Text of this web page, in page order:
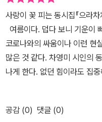
자락을 하나하나 짚을 노릇입
서 울었는지, 눈물을 얼마나
문 겨울이 있고 눈이 잦은 겨
헤아릴 노릇입니다. 이미 나온
쓸 까닭이 없습니다. 삶이라
로 깨어납니다.ㅍㄹㄴ지난날
다. (바닷물/33쪽)작년에도 /
득 / 눈을 넣고 // 눈사람들이
사랑이 꽃 피는 동시집『으라
코로나와의 싸움이나 이런 현
많은 것 같다. 차영미 시인의
나게 한다. 없던 힘이라도 집
이 할머니/ 정우 할머니// 내
나절/ 꼴딱.// 점심 드시고/ 앉
공감 (0) 댓글 (0)